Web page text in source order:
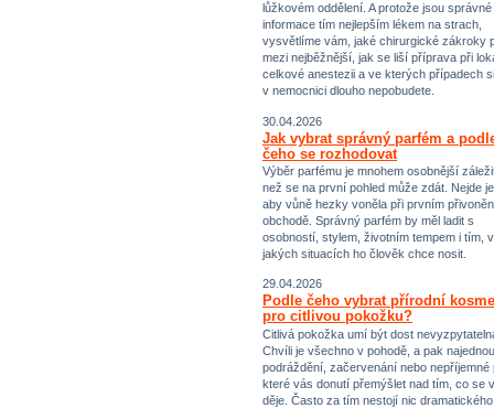
lůžkovém oddělení. A protože jsou správné
informace tím nejlepším lékem na strach,
vysvětlíme vám, jaké chirurgické zákroky
mezi nejběžnější, jak se liší příprava při
celkové anestezii a ve kterých případech si
v nemocnici dlouho nepobudete.
30.04.2026
Jak vybrat správný parfém a
čeho se rozhodovat
Výběr parfému je mnohem osobnější
než se na první pohled může zdát. Nejde
aby vůně hezky voněla při prvním
obchodě. Správný parfém by měl ladit s
osobností, stylem, životním tempem i tím, v
jakých situacích ho člověk chce nosit.
29.04.2026
Podle čeho vybrat přírodní
pro citlivou pokožku?
Citlivá pokožka umí být dost
Chvíli je všechno v pohodě, a pak
podráždění, začervenání nebo nepříjemné
které vás donutí přemýšlet nad tím, co se
děje. Často za tím nestojí nic